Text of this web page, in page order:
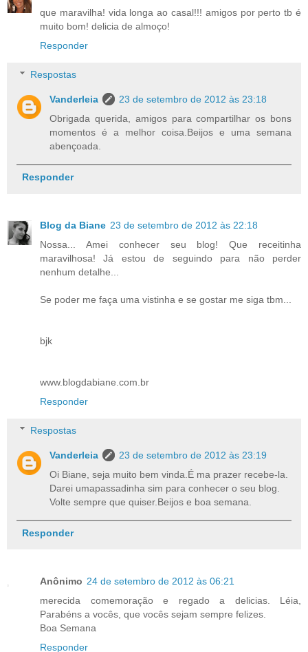
que maravilha! vida longa ao casal!!! amigos por perto tb é
muito bom! delicia de almoço!
Responder
Respostas
Vanderleia
23 de setembro de 2012 às 23:18
Obrigada querida, amigos para compartilhar os bons
momentos é a melhor coisa.Beijos e uma semana
abençoada.
Responder
Blog da Biane 23 de setembro de 2012 às 22:18
Nossa... Amei conhecer seu blog! Que receitinha
maravilhosa! Já estou de seguindo para não perder
nenhum detalhe...
Se poder me faça uma vistinha e se gostar me siga tbm...
bjk
www.blogdabiane.com.br
Responder
Respostas
Vanderleia
23 de setembro de 2012 às 23:19
Oi Biane, seja muito bem vinda.É ma prazer recebe-la.
Darei umapassadinha sim para conhecer o seu blog.
Volte sempre que quiser.Beijos e boa semana.
Responder
Anônimo 24 de setembro de 2012 às 06:21
merecida comemoração e regado a delicias. Léia,
Parabéns a vocês, que vocês sejam sempre felizes.
Boa Semana
Responder